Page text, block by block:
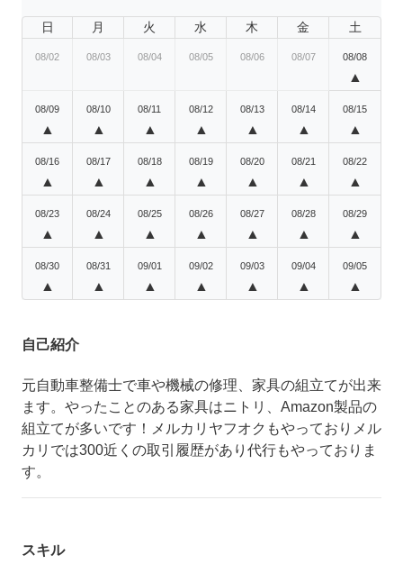
日 月 火 水 木 金 土
08/02 08/03 08/04 08/05 08/06 08/07 08/08
▲
08/09
▲
08/10
▲
08/11
▲
08/12
▲
08/13
▲
08/14
▲
08/15
▲
08/16
▲
08/17
▲
08/18
▲
08/19
▲
08/20
▲
08/21
▲
08/22
▲
08/23
▲
08/24
▲
08/25
▲
08/26
▲
08/27
▲
08/28
▲
08/29
▲
08/30
▲
08/31
▲
09/01
▲
09/02
▲
09/03
▲
09/04
▲
09/05
▲
自己紹介
元自動車整備士で車や機械の修理、家具の組立てが出来
ます。やったことのある家具はニトリ、Amazon製品の
組立てが多いです！メルカリヤフオクもやっておりメル
カリでは300近くの取引履歴があり代行もやっておりま
す。
スキル